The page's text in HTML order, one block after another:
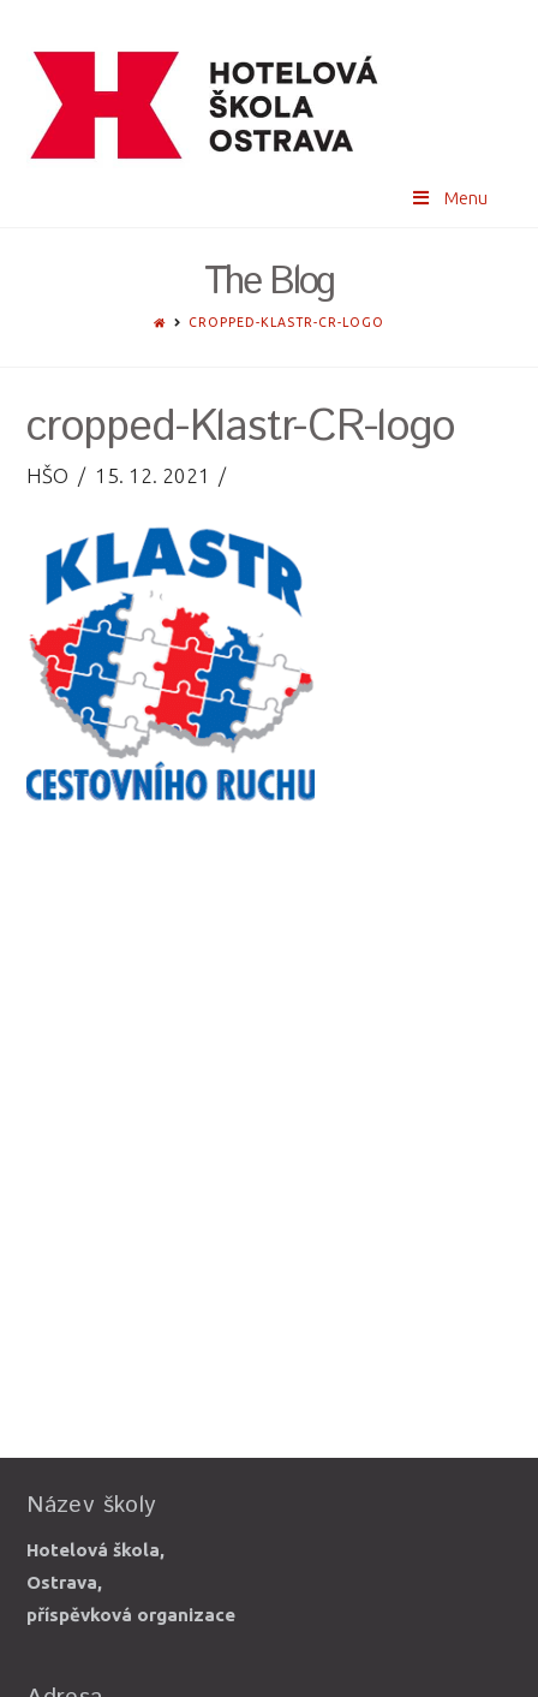
Menu
The Blog
HOMECROPPED-KLASTR-CR-LOGO
cropped-Klastr-CR-logo
HŠO 15. 12. 2021
Název školy
Hotelová škola,
Ostrava,
příspěvková organizace